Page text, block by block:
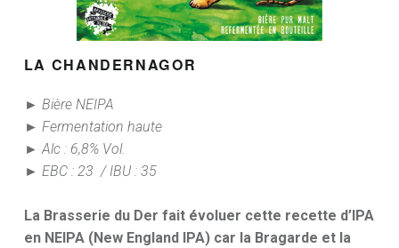
LA CHANDERNAGOR
► Bière NEIPA
► Fermentation haute
► Alc : 6,8% Vol.
► EBC : 23 / IBU : 35
La Brasserie du Der fait évoluer cette recette d’IPA
en NEIPA (New England IPA) car la Bragarde et la